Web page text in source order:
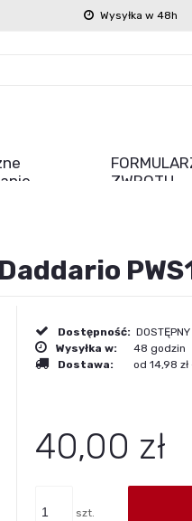
Wysyłka w 48h
ZWROTU
Dostępność: DOSTĘPNY
Wysyłka w:
48 godzin
Dostawa:
od 14,98 zł
40,00 zł
szt.